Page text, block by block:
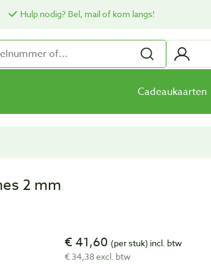
Hulp nodig? Bel, mail of kom langs!
Cadeaukaarten
2 mm
€ 41,60 (per stuk) incl. btw
€ 34,38 excl. btw